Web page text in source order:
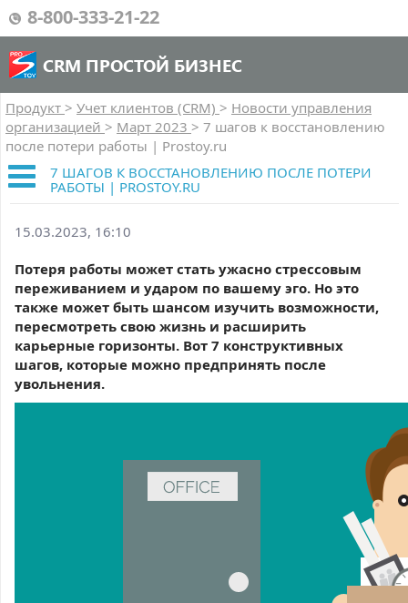
8-800-333-21-22
CRM ПРОСТОЙ БИЗНЕС
Продукт > Учет клиентов (CRM) > Новости управления
организацией > Март 2023 > 7 шагов к восстановлению
после потери работы | Prostoy.ru
7 ШАГОВ К ВОССТАНОВЛЕНИЮ ПОСЛЕ ПОТЕРИ
РАБОТЫ | PROSTOY.RU
15.03.2023, 16:10
Потеря работы может стать ужасно стрессовым
переживанием и ударом по вашему эго. Но это
также может быть шансом изучить возможности,
пересмотреть свою жизнь и расширить
карьерные горизонты. Вот 7 конструктивных
шагов, которые можно предпринять после
увольнения.